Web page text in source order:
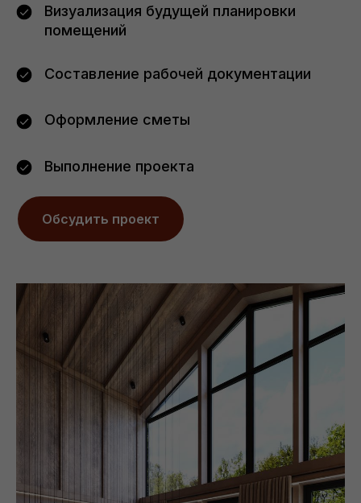
Визуализация будущей планировки
помещений
Составление рабочей документации
Оформление сметы
Выполнение проекта
Обсудить проект